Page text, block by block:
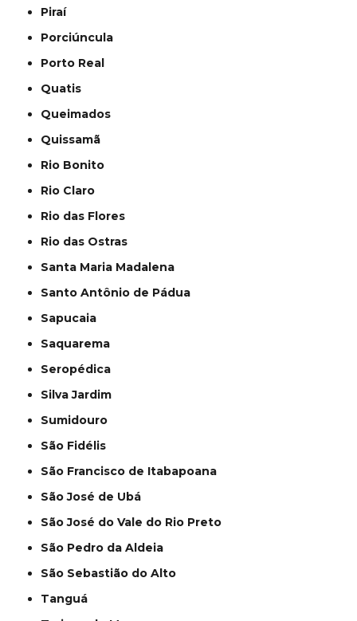
Piraí
Porciúncula
Porto Real
Quatis
Queimados
Quissamã
Rio Bonito
Rio Claro
Rio das Flores
Rio das Ostras
Santa Maria Madalena
Santo Antônio de Pádua
Sapucaia
Saquarema
Seropédica
Silva Jardim
Sumidouro
São Fidélis
São Francisco de Itabapoana
São José de Ubá
São José do Vale do Rio Preto
São Pedro da Aldeia
São Sebastião do Alto
Tanguá